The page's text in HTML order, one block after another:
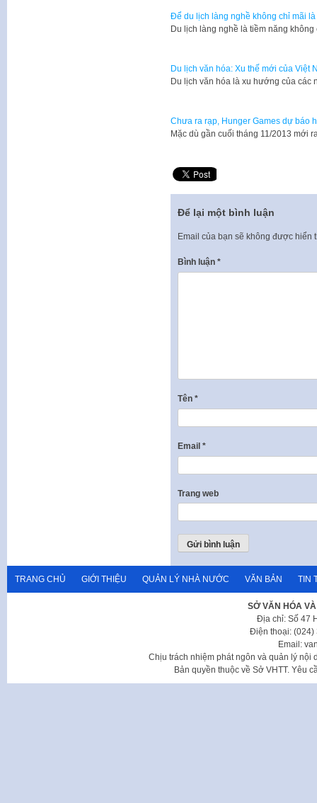
Để du lịch làng nghề không chỉ mãi
Du lịch làng nghề là tiềm năng
Du lịch văn hóa: Xu thế mới của Việt
​Du lịch văn hóa là xu hướng của
Chưa ra rạp, Hunger Games dự báo
​Mặc dù gần cuối tháng 11/2013 mới
Để lại một bình luận
Email của bạn sẽ không được hiển
Bình luận *
Tên *
Email *
Trang web
TRANG CHỦ GIỚI THIỆU QUẢN LÝ NHÀ NƯỚC VĂN BẢN TIN
SỞ VĂN HÓA
Địa chỉ: Số 47
Điện thoại: (024)
Email:
Chịu trách nhiệm phát ngôn và quản lý nội
Bản quyền thuộc về Sở VHTT. Yêu